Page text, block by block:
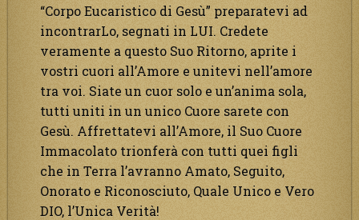
“Corpo Eucaristico di Gesù” preparatevi ad
incontrarLo, segnati in LUI. Credete
veramente a questo Suo Ritorno, aprite i
vostri cuori all’Amore e unitevi nell’amore
tra voi. Siate un cuor solo e un’anima sola,
tutti uniti in un unico Cuore sarete con
Gesù. Affrettatevi all’Amore, il Suo Cuore
Immacolato trionferà con tutti quei figli
che in Terra l’avranno Amato, Seguito,
Onorato e Riconosciuto, Quale Unico e Vero
DIO, l’Unica Verità!